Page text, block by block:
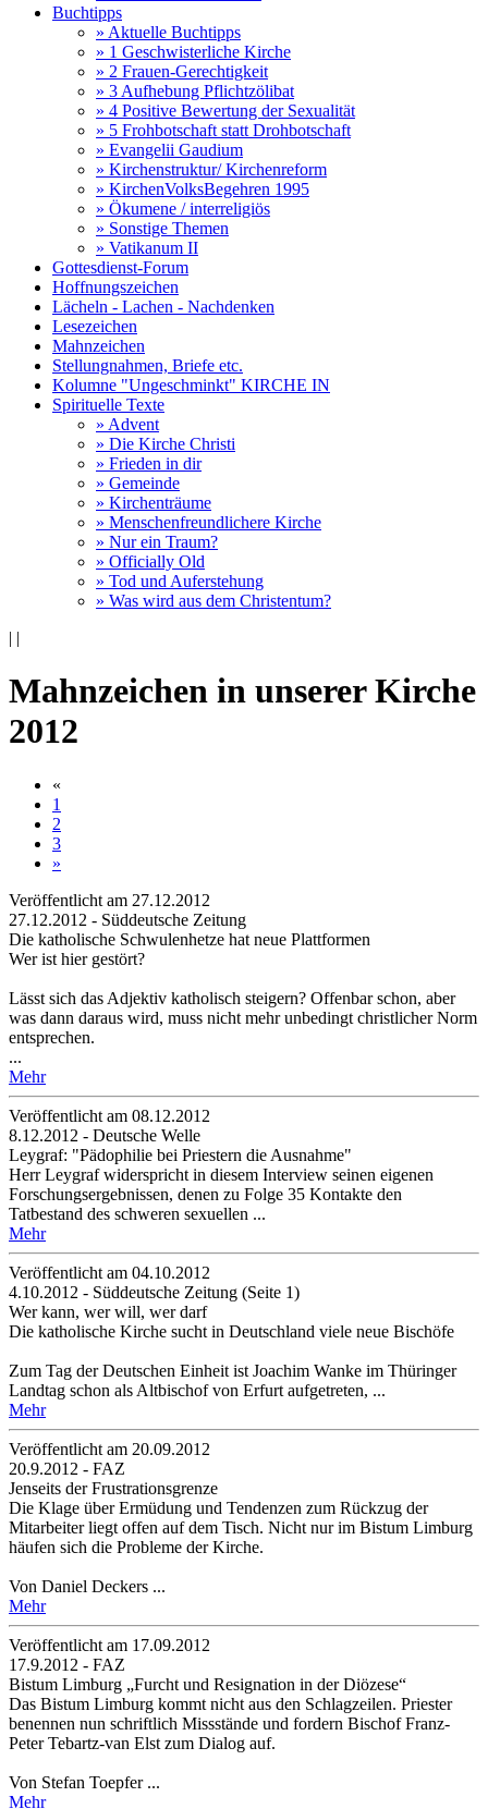
Buchtipps
» Aktuelle Buchtipps
» 1 Geschwisterliche Kirche
» 2 Frauen-Gerechtigkeit
» 3 Aufhebung Pflichtzölibat
» 4 Positive Bewertung der Sexualität
» 5 Frohbotschaft statt Drohbotschaft
» Evangelii Gaudium
» Kirchenstruktur/ Kirchenreform
» KirchenVolksBegehren 1995
» Ökumene / interreligiös
» Sonstige Themen
» Vatikanum II
Gottesdienst-Forum
Hoffnungszeichen
Lächeln - Lachen - Nachdenken
Lesezeichen
Mahnzeichen
Stellungnahmen, Briefe etc.
Kolumne "Ungeschminkt" KIRCHE IN
Spirituelle Texte
» Advent
» Die Kirche Christi
» Frieden in dir
» Gemeinde
» Kirchenträume
» Menschenfreundlichere Kirche
» Nur ein Traum?
» Officially Old
» Tod und Auferstehung
» Was wird aus dem Christentum?
| |
Mahnzeichen in unserer Kirche
2012
«
1
2
3
»
Veröffentlicht am 27­.12.2012
27.12.2012 - Süddeutsche Zeitung
Die katholische Schwulenhetze hat neue Plattformen
Wer ist hier gestört?
Lässt sich das Adjektiv katholisch steigern? Offenbar schon, aber
was dann daraus wird, muss nicht mehr unbedingt christlicher Norm
entsprechen.
...
Mehr
Veröffentlicht am 08­.12.2012
8.12.2012 - Deutsche Welle
Leygraf: "Pädophilie bei Priestern die Ausnahme"
Herr Leygraf widerspricht in diesem Interview seinen eigenen
Forschungsergebnissen, denen zu Folge 35 Kontakte den
Tatbestand des schweren sexuellen ...
Mehr
Veröffentlicht am 04­.10.2012
4.10.2012 - Süddeutsche Zeitung (Seite 1)
Wer kann, wer will, wer darf
Die katholische Kirche sucht in Deutschland viele neue Bischöfe
Zum Tag der Deutschen Einheit ist Joachim Wanke im Thüringer
Landtag schon als Altbischof von Erfurt aufgetreten, ...
Mehr
Veröffentlicht am 20­.09.2012
20.9.2012 - FAZ
Jenseits der Frustrationsgrenze
Die Klage über Ermüdung und Tendenzen zum Rückzug der
Mitarbeiter liegt offen auf dem Tisch. Nicht nur im Bistum Limburg
häufen sich die Probleme der Kirche.
Von Daniel Deckers ...
Mehr
Veröffentlicht am 17­.09.2012
17.9.2012 - FAZ
Bistum Limburg „Furcht und Resignation in der Diözese“
Das Bistum Limburg kommt nicht aus den Schlagzeilen. Priester
benennen nun schriftlich Missstände und fordern Bischof Franz-
Peter Tebartz-van Elst zum Dialog auf.
Von Stefan Toepfer ...
Mehr